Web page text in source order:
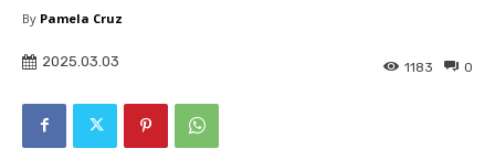
By Pamela Cruz
2025.03.03 0
1183